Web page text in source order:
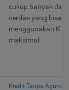
cukup banyak
cerdas yang bisa
menggunakan
maksimal:
Kredit Tanpa Agunan